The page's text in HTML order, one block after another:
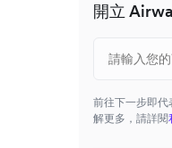
開立
前往下一步即代
解更多，請詳閱